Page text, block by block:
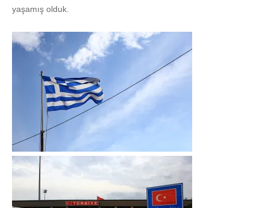
yaşamış olduk.